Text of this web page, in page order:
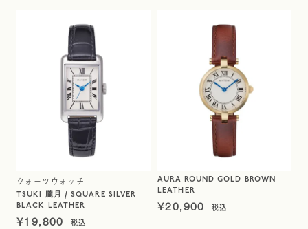
クォーツウォッチ
TSUKI 朧月 / SQUARE SILVER
BLACK LEATHER
¥19,800
AURA ROUND GOLD BROWN
LEATHER
¥20,900